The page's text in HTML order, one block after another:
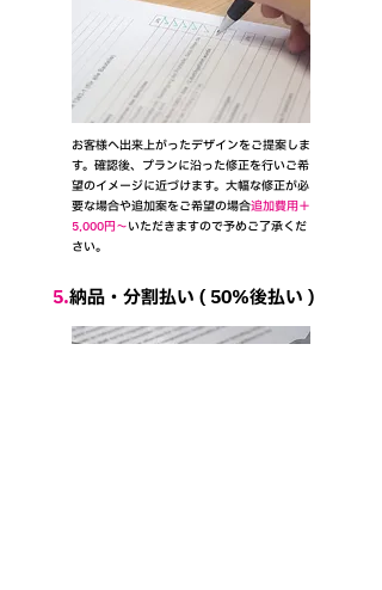
お客様へ出来上がったデザインをご提案しま
す。確認後、プランに沿った修正を行いご希
望のイメージに近づけます。大幅な修正が必
要な場合や追加案をご希望の場合追加費用＋
5,000円～いただきますので予めご了承くだ
さい。
5.納品・分割払い ( 50％後払い )